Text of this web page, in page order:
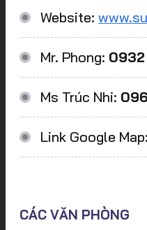
Website:
Mr. Phong:
Ms Trúc Nhi:
Link Google Map:
CÁC VĂN PHÒNG